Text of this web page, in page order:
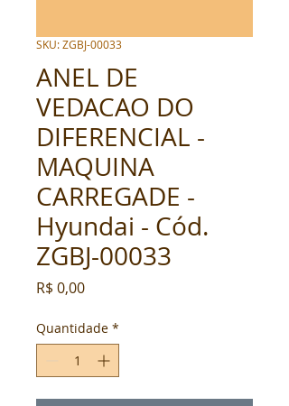
SKU: ZGBJ-00033
ANEL DE
VEDACAO DO
DIFERENCIAL -
MAQUINA
CARREGADE -
Hyundai - Cód.
ZGBJ-00033
R$ 0,00Preço
Quantidade *